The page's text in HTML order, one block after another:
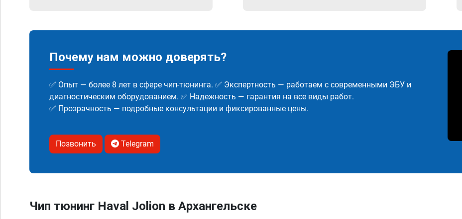
Почему нам можно доверять?
✅ Опыт — более 8 лет в сфере чип-тюнинга. ✅ Экспертность — работаем с современными ЭБУ и
диагностическим оборудованием. ✅ Надежность — гарантия на все виды работ.
✅ Прозрачность — подробные консультации и фиксированные цены.
Позвонить Telegram
Чип тюнинг Haval Jolion в Архангельске